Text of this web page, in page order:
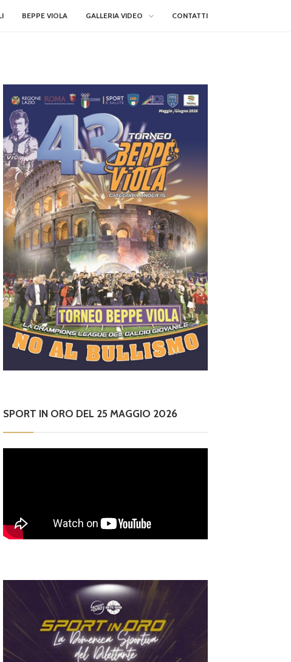
BEPPE VIOLA GALLERIA VIDEO CONTATTI
SPORT IN ORO DEL 25 MAGGIO 2026